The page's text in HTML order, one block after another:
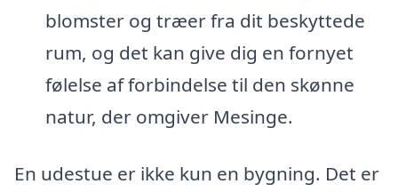
blomster og træer fra dit beskyttede
rum, og det kan give dig en fornyet
følelse af forbindelse til den skønne
natur, der omgiver Mesinge.
En udestue er ikke kun en bygning. Det er